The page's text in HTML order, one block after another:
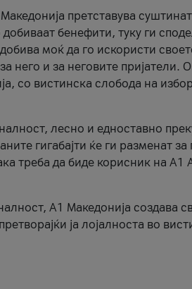
претставува
бенефити, туку ги
моќ да го искористи
него и за неговите пријатели.
со вистинска слобода на
лесно и едноставно
гигабајти ќе ги разменат
треба да биде корисник на
А1 Македонија создава
ја лојалноста во